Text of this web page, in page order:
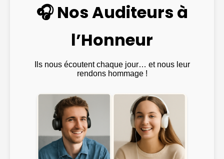
🎧 Nos Auditeurs à
l’Honneur
Ils nous écoutent chaque jour… et nous leur
rendons hommage !